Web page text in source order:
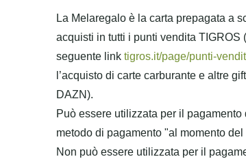
La Melaregalo è la carta prepagata a
acquisti in tutti i punti vendita TIGROS
seguente linktigros.it/page/punti-
l’acquisto di carte carburante e altre
DAZN).
Può essere utilizzata per il
metodo di pagamento "al momento del
Non può essere utilizzata per il